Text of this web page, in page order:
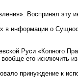
Воспринял эту
в информации о
Руси «Копного
его исключить
принуждение к